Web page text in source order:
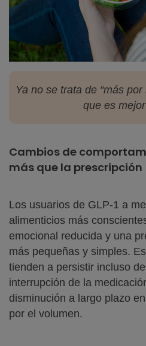
Ya no se trata de “más
que es
Cambios de
más que la prescripción
Los usuarios de GLP-1 a
alimenticios más
emocional reducida y una
más pequeñas y simples.
tienden a persistir incluso
interrupción de la
disminución a largo plazo
por el volumen.